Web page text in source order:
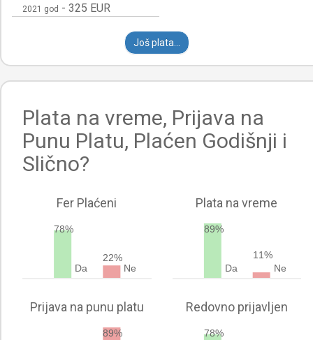
2021 god - 325 EUR
Još plata...
Plata na vreme, Prijava na
Punu Platu, Plaćen Godišnji i
Slično?
Fer Plaćeni
78%
Da
22%
Ne
Plata na vreme
89%
Da
11%
Ne
Prijava na punu platu
89%
Redovno prijavljen
78%